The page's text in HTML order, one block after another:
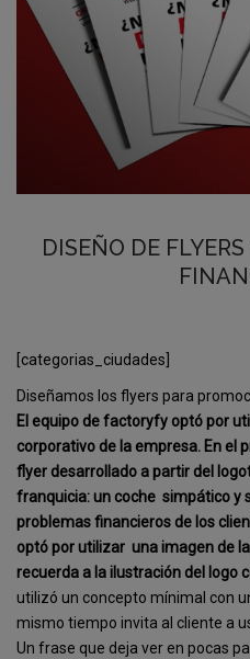
DISEÑO DE
[categorias_ciudades]
Diseñamos los flyers para
El equipo de factoryfy optó por
corporativo de la empresa. En el
flyer desarrollado a partir del
franquicia: un coche simpático y
problemas financieros de los
optó por utilizar una imagen de
recuerda a la ilustración del logo
utilizó un concepto mínimal con
mismo tiempo invita al cliente a
Un frase que deja ver en pocas